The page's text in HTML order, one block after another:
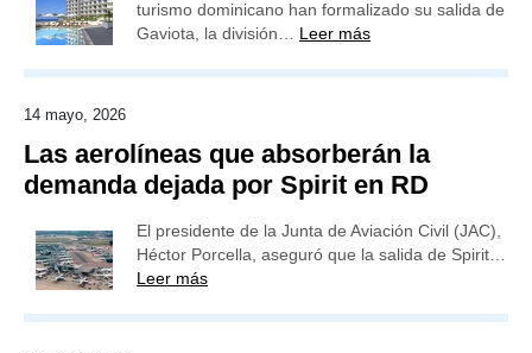
turismo dominicano han formalizado su salida de
Gaviota, la división… Leer más
14 mayo, 2026
Las aerolíneas que absorberán la
demanda dejada por Spirit en RD
El presidente de la Junta de Aviación Civil (JAC),
Héctor Porcella, aseguró que la salida de Spirit…
Leer más